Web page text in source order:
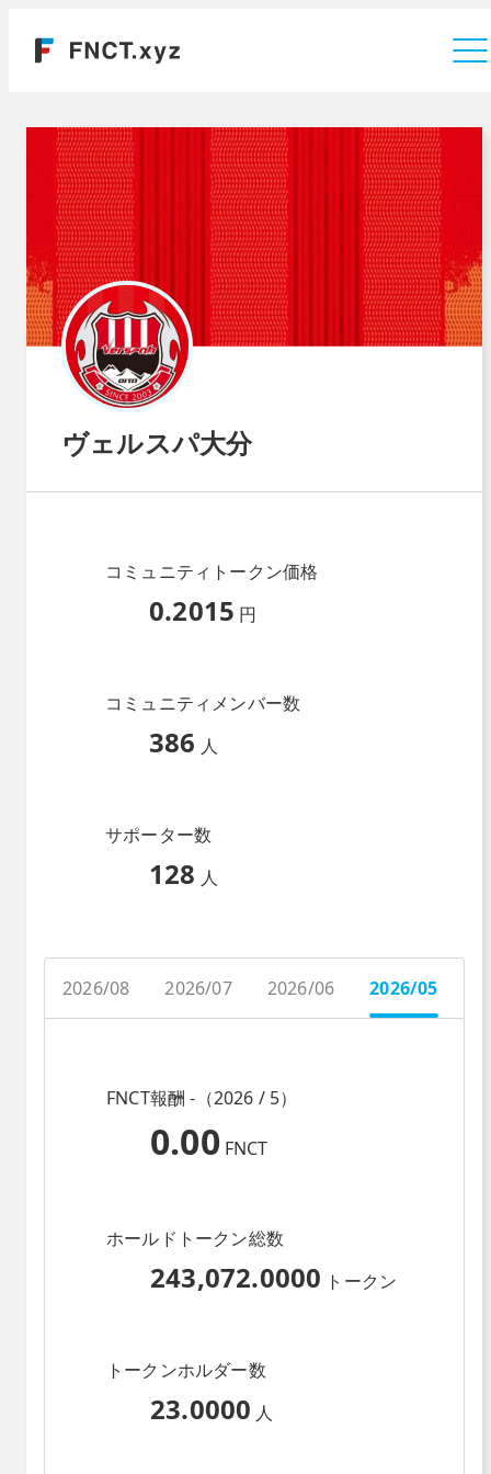
ヴェルスパ大分
コミュニティトークン価格
0.2015 円
コミュニティメンバー数
386 人
サポーター数
128 人
2026/08 2026/07 2026/06 2026/05
FNCT報酬 -（2026 / 5）
0.00 FNCT
ホールドトークン総数
243,072.0000 トークン
トークンホルダー数
23.0000 人